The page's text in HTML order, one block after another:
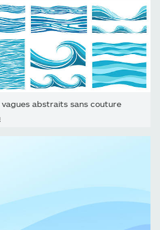
abstraits sans couture